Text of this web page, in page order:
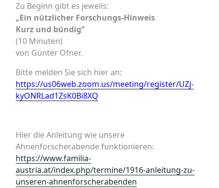
Zu Beginn gibt es jeweils:
„Ein nützlicher Forschungs-Hinweis
Kurz und bündig“
(10 Minuten)
von Günter Ofner.
Bitte melden Sie sich hier an:
https://us06web.zoom.us/meeting/register/UZj-
kyONRLad1ZsK0Bi8XQ
Hier die Anleitung wie unsere
Ahnenforscherabende funktionieren:
https://www.familia-
austria.at/index.php/termine/1916-anleitung-zu-
unseren-ahnenforscherabenden